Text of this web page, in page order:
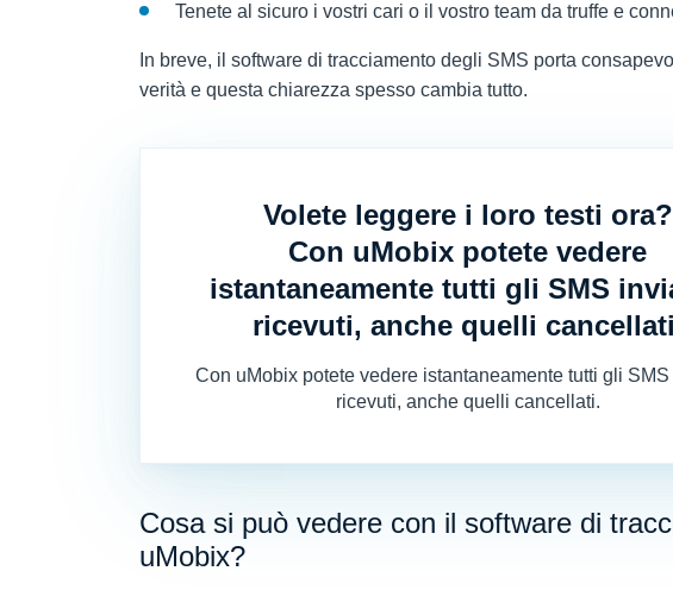
Tenete al sicuro i vostri cari o il vostro team da truffe e
In breve, il software di tracciamento degli SMS porta
verità e questa chiarezza spesso cambia tutto.
Volete leggere i loro testi ora?
Con uMobix potete vedere
istantaneamente tutti gli SMS
ricevuti, anche quelli
Con uMobix potete vedere istantaneamente tutti gli
ricevuti, anche quelli cancellati.
Cosa si può vedere con il software di
uMobix?